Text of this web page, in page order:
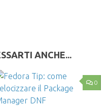
ANCHE...
0